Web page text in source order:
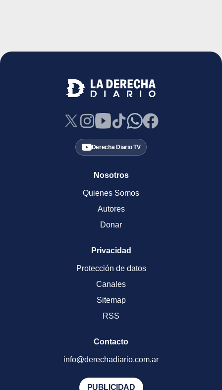
Derecha Diario TV
Nosotros
Quienes Somos
Autores
Donar
Privacidad
Protección de datos
Canales
Sitemap
RSS
Contacto
info@derechadiario.com.ar
PUBLICIDAD